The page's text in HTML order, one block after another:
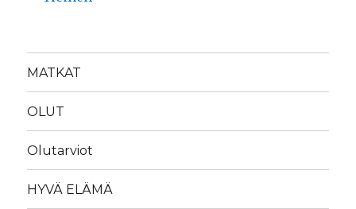
MATKAT
OLUT
Olutarviot
HYVÄ ELÄMÄ